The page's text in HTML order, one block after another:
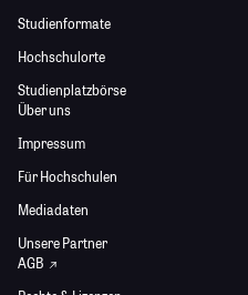
Studienformate
Hochschulorte
Studienplatzbörse
Über uns
Impressum
Für Hochschulen
Mediadaten
Unsere Partner
AGB